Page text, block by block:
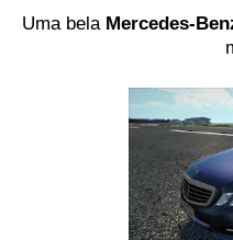
Uma bela Mercedes-